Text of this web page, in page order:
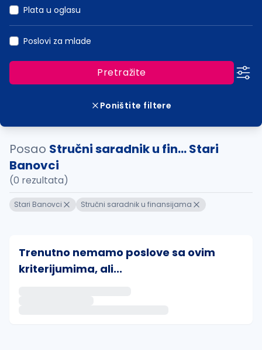
Plata u oglasu
Poslovi za mlade
Pretražite
Poništite filtere
Posao Stručni saradnik u fin... Stari
Banovci
(0 rezultata)
Stari Banovci Stručni saradnik u finansijama
Trenutno nemamo poslove sa ovim
kriterijumima, ali...